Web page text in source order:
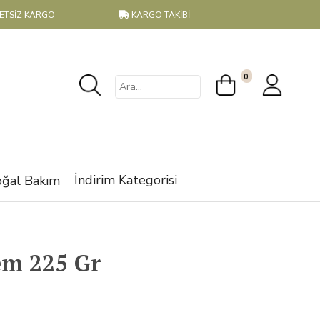
KARGO KARGO TAKİBİ
0
Bakım İndirim Kategorisi
225 Gr